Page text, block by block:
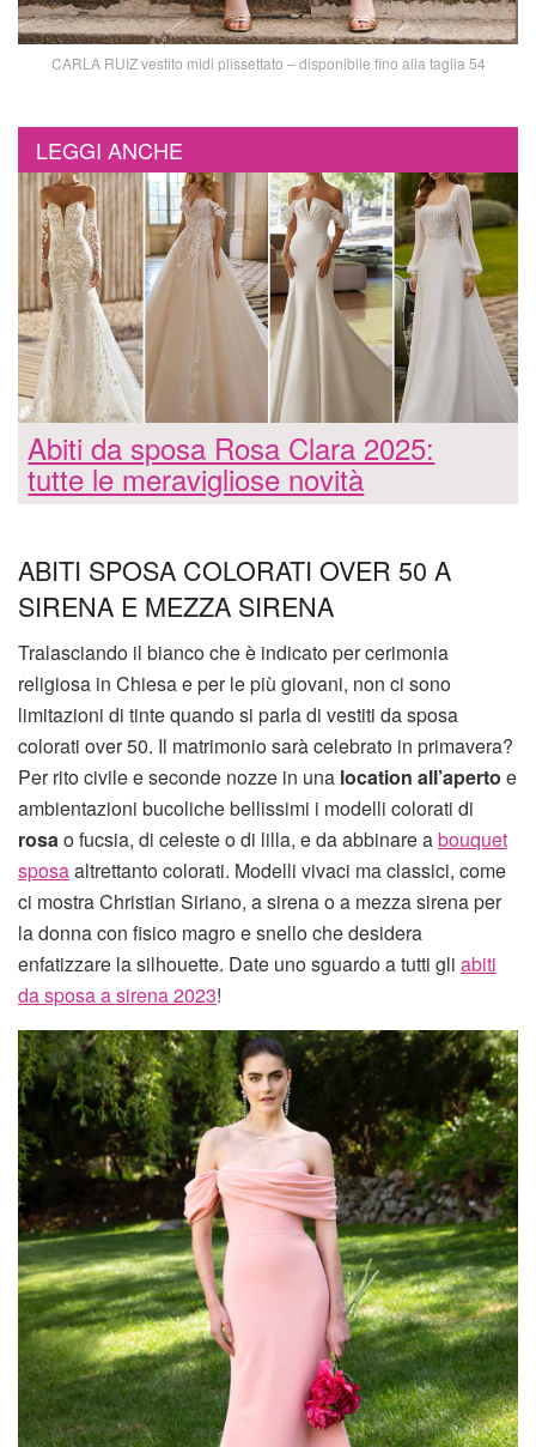
CARLA RUIZ vestito midi plissettato – disponibile fino alla taglia 54
LEGGI ANCHE
Abiti da sposa Rosa Clara 2025:
tutte le meravigliose novità
ABITI SPOSA COLORATI OVER 50 A
SIRENA E MEZZA SIRENA
Tralasciando il bianco che è indicato per cerimonia
religiosa in Chiesa e per le più giovani, non ci sono
limitazioni di tinte quando si parla di vestiti da sposa
colorati over 50. Il matrimonio sarà celebrato in primavera?
Per rito civile e seconde nozze in una location all’aperto e
ambientazioni bucoliche bellissimi i modelli colorati di
rosao fucsia, di celeste o di lilla, e da abbinare abouquet
sposaaltrettanto colorati. Modelli vivaci ma classici, come
ci mostra Christian Siriano, a sirena o a mezza sirena per
la donna con fisico magro e snello che desidera
enfatizzare la silhouette. Date uno sguardo a tutti gli abiti
da sposa a sirena 2023!